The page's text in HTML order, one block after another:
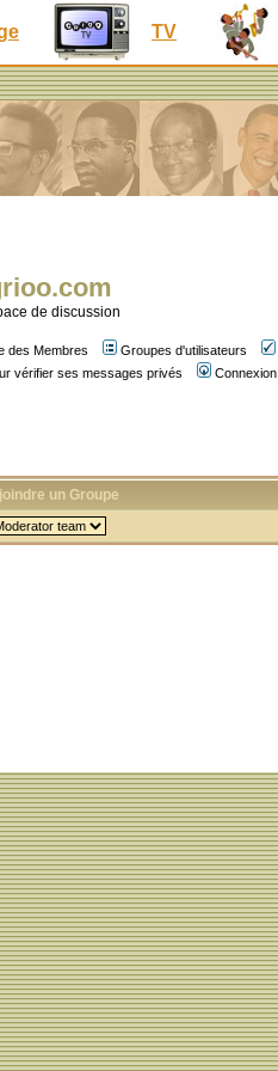
TV
de discussion
des Membres Groupes d'utilisateurs
vérifier ses messages privés Connexion
un Groupe